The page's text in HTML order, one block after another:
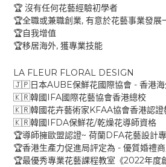
🏆 沒有任何花藝經驗初學者
🏆全職或兼職創業, 有意於花藝事業發展
🏆 自我增值
🏆移居海外, 獲專業技能
LA FLEUR FLORAL DESIGN
🇯🇵 日本AUBE保鮮花國際協會 - 香港
🇰🇷韓國 IFA國際花藝協會香港總校
🇰🇷韓國花卉藝術家 KFAA協會香港認證
🇰🇷韓國 IFDA保鮮花/乾燥花導師資格
🏆導師擁歐盟認證~ 荷蘭 DFA花藝設計
🏆香港生產力促進局評定為 - 優質婚禮商
🏆最優秀專業花藝課程教室《2022年度